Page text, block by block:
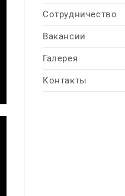
Сотрудничество
Вакансии
Галерея
Контакты